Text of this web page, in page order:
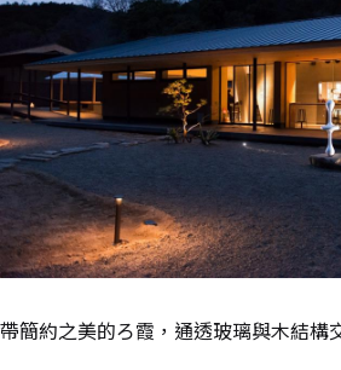
帶簡約之美的ろ霞，通透玻璃與木結構